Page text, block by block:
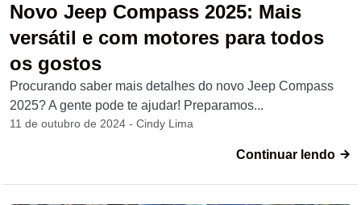
Novo Jeep Compass 2025: Mais
versátil e com motores para todos
os gostos
Procurando saber mais detalhes do novo Jeep Compass
2025? A gente pode te ajudar! Preparamos...
11 de outubro de 2024 - Cindy Lima
Continuar lendo